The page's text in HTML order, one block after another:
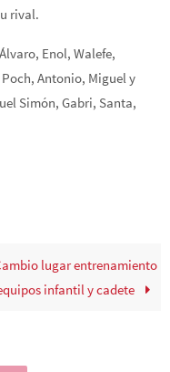
rival.
Enol, Walefe,
Antonio, Miguel y
Simón, Gabri, Santa,
lugar entrenamiento
infantil y cadete